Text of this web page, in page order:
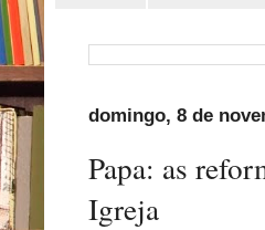
domingo, 8 de
Papa: as
Igreja